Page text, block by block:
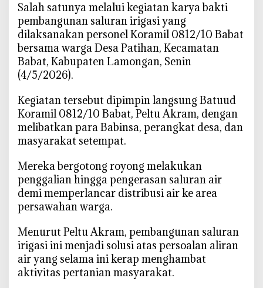
n
g
B
a
n
n
I
r
a
s
i
a
w
a
h
P
‎Salah satunya melalui kegiatan karya bakti
pembangunan saluran irigasi yang
dilaksanakan personel Koramil 0812/10 Babat
bersama warga Desa Patihan, Kecamatan
Babat, Kabupaten Lamongan, Senin
(4/5/2026).
‎Kegiatan tersebut dipimpin langsung Batuud
Koramil 0812/10 Babat, Peltu Akram, dengan
melibatkan para Babinsa, perangkat desa, dan
masyarakat setempat.
‎Mereka bergotong royong melakukan
penggalian hingga pengerasan saluran air
demi memperlancar distribusi air ke area
persawahan warga.
‎Menurut Peltu Akram, pembangunan saluran
irigasi ini menjadi solusi atas persoalan aliran
air yang selama ini kerap menghambat
aktivitas pertanian masyarakat.